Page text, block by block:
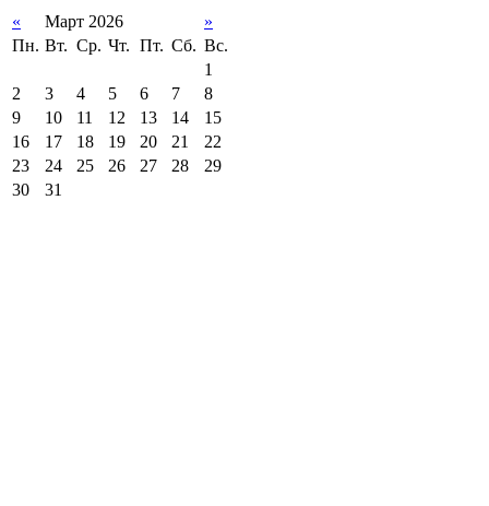
« Март 2026
»
Пн. Вт. Ср. Чт. Пт. Сб. Вс.
1
2
3 4 5 6 7
8
9
10 11 12 13 14
15
16
17 18 19 20 21
22
23
24 25 26 27 28
29
30
31